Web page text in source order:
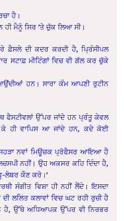
ਹੈ।
ਹੀ ਮੈਨੂੰ ਸਿਰ ’ਤੇ ਚੁੱਕ ਲਿਆ ਸੀ।
ਫ਼ੈਸਲੇ ਦੀ ਕਦਰ ਕਰਦੀ ਹੈ, ਪ੍ਰਿੰਸੀਪਲ
ਸਟਾਫ਼ ਮੀਟਿੰਗਾਂ ਵਿਚ ਵੀ ਗੱਲ ਕਰ ਚੁੱਕੇ
ਹਨ। ਸਾਰਾ ਕੰਮ ਆਪਣੀ ਰੁਟੀਨ
ਫੈਸਟੀਵਲਾਂ ਉੱਪਰ ਜਾਂਦੇ ਹਨ ਪ੍ਰੰਤੂ ਕੇਵਲ
ਕੇ ਹੀ ਵਾਪਿਸ ਆ ਜਾਂਦੇ ਹਨ, ਕਦੇ ਕੋਈ
ਨਵਾਂ ਮਿਊਜ਼ਕ ਪ੍ਰੋਫੈਸਰ ਆਇਆ ਹੈ
ਨਹੀਂ। ਉਹ ਅਕਸਰ ਕਹਿ ਦਿੰਦਾ ਹੈ,
ਲੇਬਰ ਕੌਣ ਕਰੇ।’
ਸੰਗੀਤ ਵਿਸ਼ਾ ਹੀ ਨਹੀਂ ਲੈਂਦੇ। ਇਸਦਾ
ਲਲਿਤ ਕਲਾਵਾਂ ਵਿਚ ਘਟ ਰਹੀ ਰੁਚੀ ਹੈ
ਹੈ, ਉੱਥੇ ਅਧਿਆਪਕ ਉੱਪਰ ਵੀ ਨਿਰਭਰ